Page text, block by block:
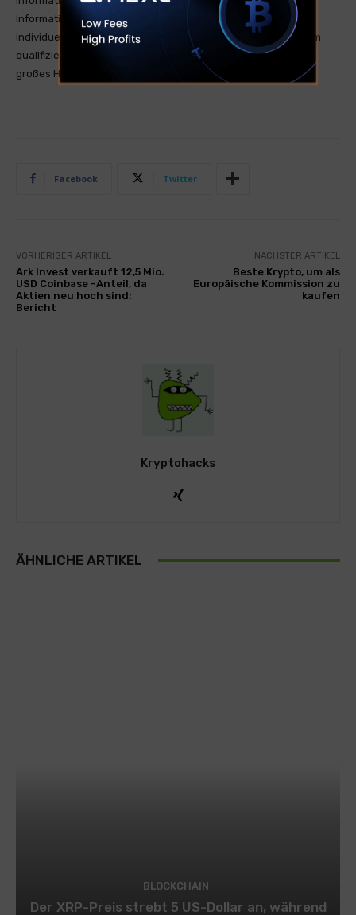
Informationszwecken. Wenn Sie Finanzberatung für Ihre
individuelle Situation benötigen, sollten Sie den Rat von einem
qualifizierten Finanzberater einholen. Kryptohandel hat ein
großes Handelsrisiko was zum Totalverlust führen kann.
Facebook Twitter
VORHERIGER ARTIKEL
Ark Invest verkauft 12,5 Mio.
USD Coinbase -Anteil, da
Aktien neu hoch sind:
Bericht
NÄCHSTER ARTIKEL
Beste Krypto, um als
Europäische Kommission zu
kaufen
Kryptohacks
ÄHNLICHE ARTIKEL
BLOCKCHAIN
Der XRP-Preis strebt 5 US-Dollar an, während